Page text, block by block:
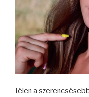
Télen a